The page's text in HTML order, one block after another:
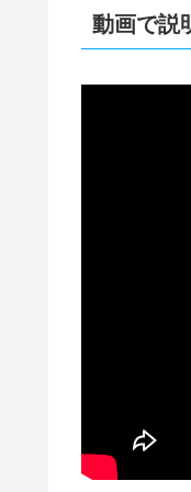
動画で説